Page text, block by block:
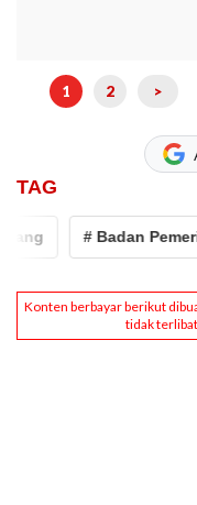
1 2 >
TAG
# Badan